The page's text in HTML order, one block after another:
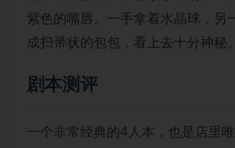
紫色的嘴唇。一手拿着水晶球，另
成扫帚状的包包，看上去十分神秘。
剧本测评
一个非常经典的4人本，也是店里